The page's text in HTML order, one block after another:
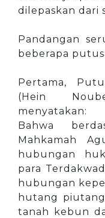
dilepaskan
Pandangan
beberapa
Pertama,
(Hein
menyatakan:
Bahwa
Mahkamah
hubungan
para
hubungan
hutang
tanah kebun